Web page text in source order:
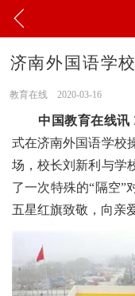
济南外国语学
教育在线 2020-03-16
中国教育在线讯
式在济南外国语学校
场，校长刘新利与学
了一次特殊的“隔空”
五星红旗致敬，向亲